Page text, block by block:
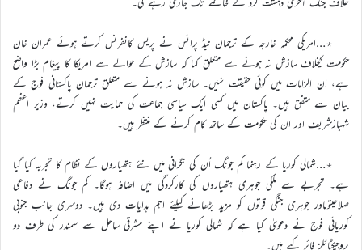
٭…امریکی محکمہ خارجہ کے ترجمان نیڈ پرائس نے پریس کانفرنس کرتے ہوئے عمران خان
حکومت کیخلاف سازش نہ ہونے سے متعلق کہا کہ سازش کے حوالے سے امریکا کا پیغام بڑا واضح
ہے، ان الزامات میں کوئی حقیقت نہیں۔ سازش نہ ہونے سے متعلق ترجمان پاکستانی فوج کے
بیان سے متفق ہیں۔ پاکستان میں کسی ایک سیاسی جماعت کی حمایت نہیں کرتے، وزیر اعظم
شہبازشریف اور ان کی حکومت کے ساتھ کام کرنے کے منتظر ہیں۔
٭…شمالی کوریا کے رہنما کم جونگ اُن کی نگرانی میں نئے ہتھیاروں کے نظام کا تجربہ کیا گیا
ہے۔ تجربے سے ملکی جوہری ہتھیاروں کی کارکردگی میں اضافہ ہوگا۔ کم جونگ نے دفاعی
صلاحیتوںاور جوہری جنگی قوتوں کو مزید بڑھانے کیلئے اہم ہدایات دی ہیں۔ دوسری جانب جنوبی
کوریائی فوج نے دعویٰ کیا ہے کہ شمالی کوریا نے اپنے مشرقی ساحل سے سمندر کی طرف دو
پروجیکٹائلز فائر کیے ہیں۔